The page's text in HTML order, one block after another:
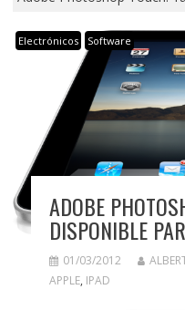
Electrónicos Software
ADOBE
DISPONIBLE
01/03/2012
APPLE, IPAD